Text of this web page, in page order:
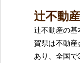
辻不動
辻不動産の基
賀県は不動産
あり、全国